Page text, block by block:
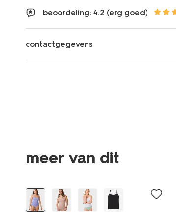
beoordeling: 4.2 (erg goed)
contactgegevens
meer van dit